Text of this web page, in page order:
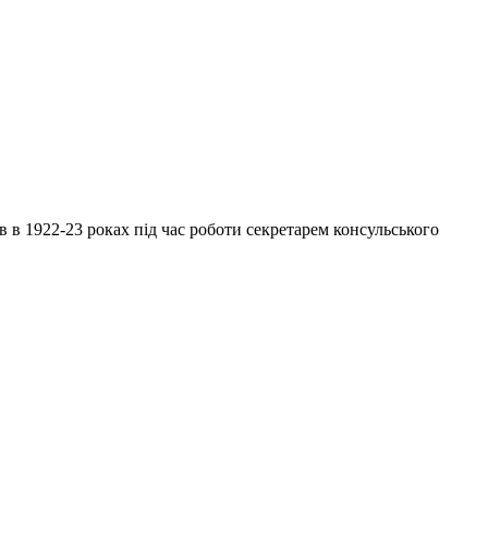
23 роках під час роботи секретарем консульського